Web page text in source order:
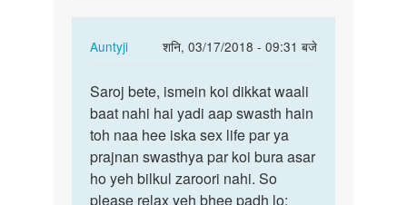
Auntyji
शनि, 03/17/2018 - 09:31 बजे
In
to
Agar
ek
brishan
upar
ki
Saroj
bete,
ismein
koi…
Saroj bete, ismein koi dikkat waali
baat nahi hai yadi aap swasth hain
toh naa hee iska sex life par ya
prajnan swasthya par koi bura asar
ho yeh bilkul zaroori nahi. So
please relax yeh bhee padh lo: